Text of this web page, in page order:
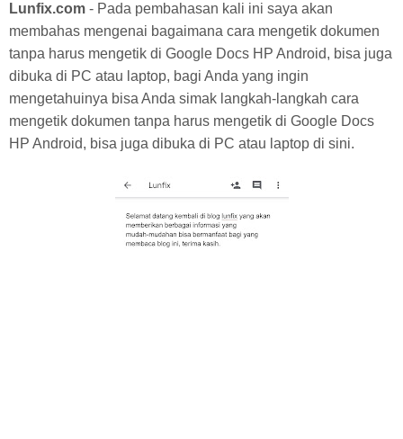
Lunfix.com - Pada pembahasan kali ini saya akan
membahas mengenai bagaimana cara mengetik dokumen
tanpa harus mengetik di Google Docs HP Android, bisa juga
dibuka di PC atau laptop, bagi Anda yang ingin
mengetahuinya bisa Anda simak langkah-langkah cara
mengetik dokumen tanpa harus mengetik di Google Docs
HP Android, bisa juga dibuka di PC atau laptop di sini.